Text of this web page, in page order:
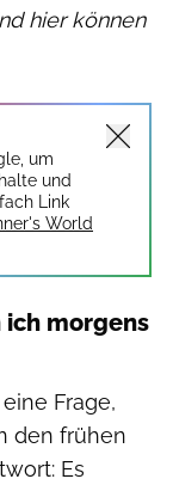
hier können
um
und
Link
World
ich morgens
Frage,
den frühen
Es